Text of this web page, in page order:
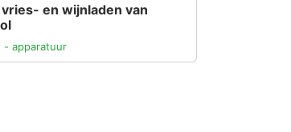
en wijnladen van
- apparatuur